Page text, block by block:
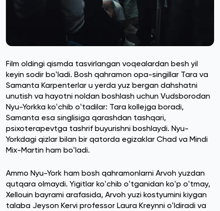
Film oldingi qismda tasvirlangan voqealardan besh yil
keyin sodir boʻladi. Bosh qahramon opa-singillar Tara va
Samanta Karpenterlar u yerda yuz bergan dahshatni
unutish va hayotni noldan boshlash uchun Vudsborodan
Nyu-Yorkka koʻchib oʻtadilar: Tara kollejga boradi,
Samanta esa singlisiga qarashdan tashqari,
psixoterapevtga tashrif buyurishni boshlaydi. Nyu-
Yorkdagi qizlar bilan bir qatorda egizaklar Chad va Mindi
Mix-Martin ham boʻladi.
Ammo Nyu-York ham bosh qahramonlarni Arvoh yuzdan
qutqara olmaydi. Yigitlar koʻchib oʻtganidan koʻp oʻtmay,
Xellouin bayrami arafasida, Arvoh yuzi kostyumini kiygan
talaba Jeyson Kervi professor Laura Kreynni oʻldiradi va